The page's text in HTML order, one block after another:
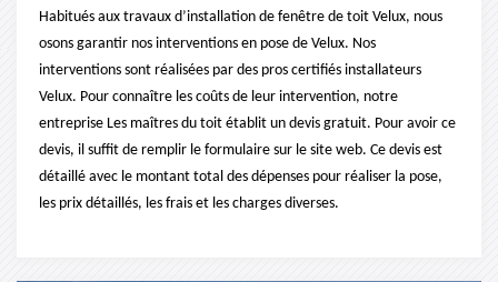
Habitués aux travaux d’installation de fenêtre de toit Velux, nous
osons garantir nos interventions en pose de Velux. Nos
interventions sont réalisées par des pros certifiés installateurs
Velux. Pour connaître les coûts de leur intervention, notre
entreprise Les maîtres du toit établit un devis gratuit. Pour avoir ce
devis, il suffit de remplir le formulaire sur le site web. Ce devis est
détaillé avec le montant total des dépenses pour réaliser la pose,
les prix détaillés, les frais et les charges diverses.